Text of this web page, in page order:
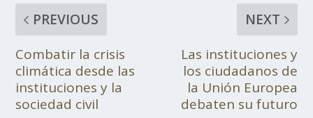
PREVIOUS
Combatir la crisis
climática desde las
instituciones y la
sociedad civil
NEXT
Las instituciones y
los ciudadanos de
la Unión Europea
debaten su futuro